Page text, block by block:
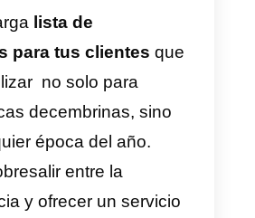
de venta.
con otras
ayudará a generar mayor